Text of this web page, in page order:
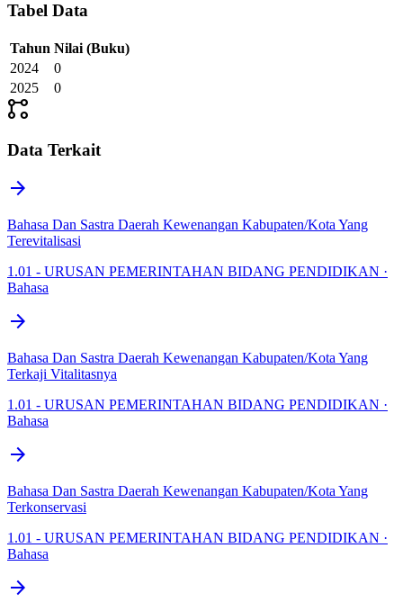
Tabel Data
Tahun Nilai (Buku)
2024
0
2025
0
linked_services
Data Terkait
arrow_forward
Bahasa Dan Sastra Daerah Kewenangan Kabupaten/Kota Yang
Terevitalisasi
1.01 - URUSAN PEMERINTAHAN BIDANG PENDIDIKAN ·
Bahasa
arrow_forward
Bahasa Dan Sastra Daerah Kewenangan Kabupaten/Kota Yang
Terkaji Vitalitasnya
1.01 - URUSAN PEMERINTAHAN BIDANG PENDIDIKAN ·
Bahasa
arrow_forward
Bahasa Dan Sastra Daerah Kewenangan Kabupaten/Kota Yang
Terkonservasi
1.01 - URUSAN PEMERINTAHAN BIDANG PENDIDIKAN ·
Bahasa
arrow_forward